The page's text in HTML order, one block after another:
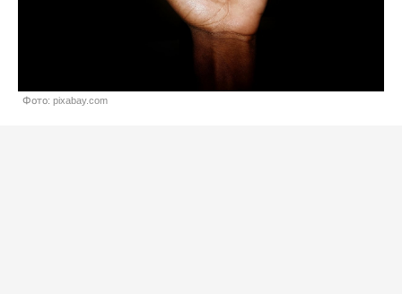
Фото: pixabay.com